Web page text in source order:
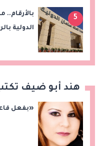
5
الدولية
هند أبو ضيف
«بفعل